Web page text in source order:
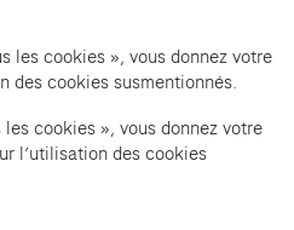
the organizer
tab)
policy (opens in a new tab)
Accessibility
les cookies », vous donnez votre
des cookies susmentionnés.
cookies », vous donnez votre
l’utilisation des cookies